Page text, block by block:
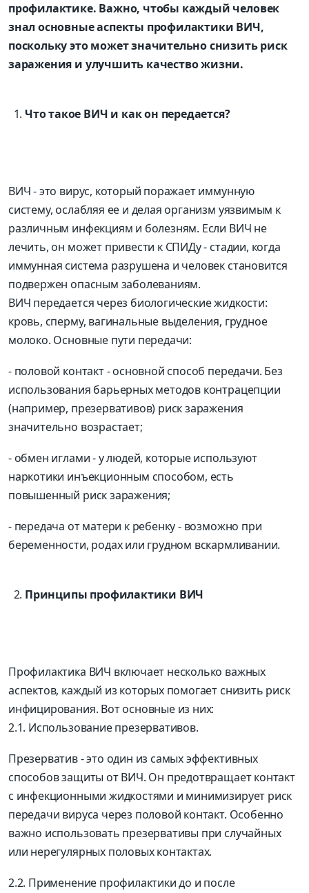
профилактике. Важно, чтобы каждый человек
знал основные аспекты профилактики ВИЧ,
поскольку это может значительно снизить риск
заражения и улучшить качество жизни.
Что такое ВИЧ и как он передается?
ВИЧ - это вирус, который поражает иммунную
систему, ослабляя ее и делая организм уязвимым к
различным инфекциям и болезням. Если ВИЧ не
лечить, он может привести к СПИДу - стадии, когда
иммунная система разрушена и человек становится
подвержен опасным заболеваниям.
ВИЧ передается через биологические жидкости:
кровь, сперму, вагинальные выделения, грудное
молоко. Основные пути передачи:
- половой контакт - основной способ передачи. Без
использования барьерных методов контрацепции
(например, презервативов) риск заражения
значительно возрастает;
- обмен иглами - у людей, которые используют
наркотики инъекционным способом, есть
повышенный риск заражения;
- передача от матери к ребенку - возможно при
беременности, родах или грудном вскармливании.
Принципы профилактики ВИЧ
Профилактика ВИЧ включает несколько важных
аспектов, каждый из которых помогает снизить риск
инфицирования. Вот основные из них:
2.1. Использование презервативов.
Презерватив - это один из самых эффективных
способов защиты от ВИЧ. Он предотвращает контакт
с инфекционными жидкостями и минимизирует риск
передачи вируса через половой контакт. Особенно
важно использовать презервативы при случайных
или нерегулярных половых контактах.
2.2. Применение профилактики до и после